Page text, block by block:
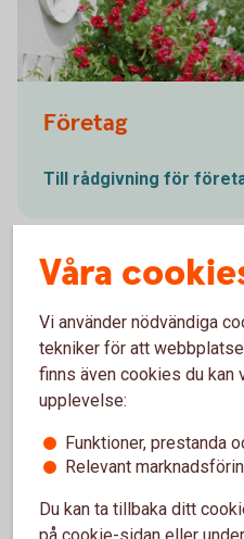
Företag
Till rådgivning för
Våra
Vi använder nödvändiga
tekniker för att
finns även cookies du kan
upplevelse:
Funktioner, prestanda
Relevant
Du kan ta tillbaka ditt
på cookie-sidan eller